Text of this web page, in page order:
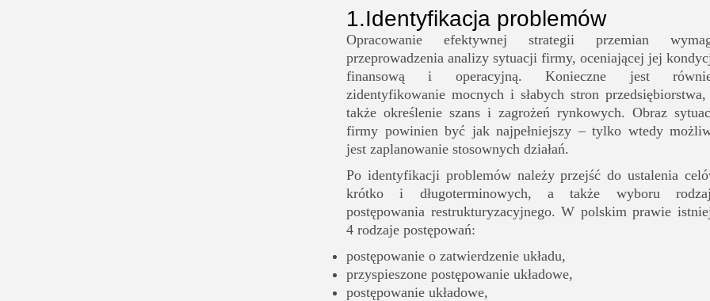
1.Identyfikacja problemów
Opracowanie efektywnej strategii przemian
przeprowadzenia analizy sytuacji firmy, oceniającej jej
finansową i operacyjną. Konieczne jest
zidentyfikowanie mocnych i słabych stron
także określenie szans i zagrożeń rynkowych. Obraz
firmy powinien być jak najpełniejszy – tylko wtedy
jest zaplanowanie stosownych działań.
Po identyfikacji problemów należy przejść do ustalenia
krótko i długoterminowych, a także wyboru
postępowania restrukturyzacyjnego. W polskim prawie
4 rodzaje postępowań:
postępowanie o zatwierdzenie układu,
przyspieszone postępowanie układowe,
postępowanie układowe,